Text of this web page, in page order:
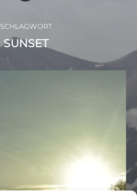
SCHLAGWORT
SUNSET